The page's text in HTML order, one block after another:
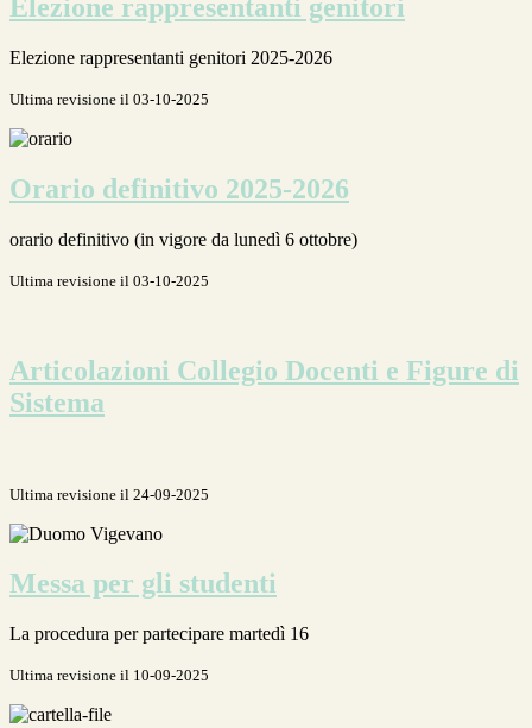
Elezione rappresentanti genitori
Elezione rappresentanti genitori 2025-2026
Ultima revisione il 03-10-2025
Orario definitivo 2025-2026
orario definitivo (in vigore da lunedì 6 ottobre)
Ultima revisione il 03-10-2025
Articolazioni Collegio Docenti e Figure di
Sistema
Ultima revisione il 24-09-2025
Messa per gli studenti
La procedura per partecipare martedì 16
Ultima revisione il 10-09-2025